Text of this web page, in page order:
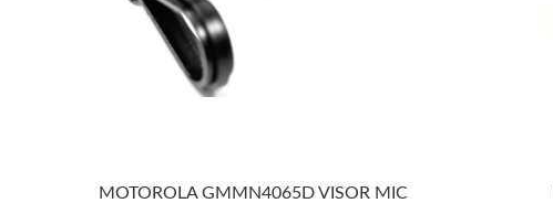
MOTOROLA GMMN4065D VISOR MIC